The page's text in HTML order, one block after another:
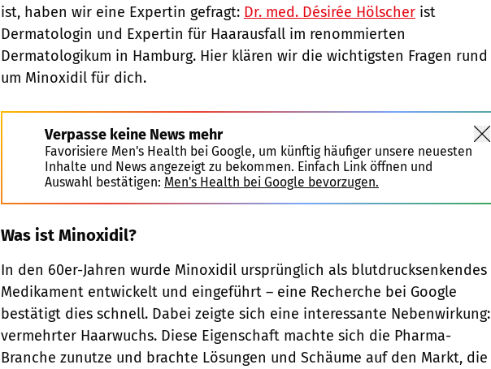
ist, haben wir eine Expertin gefragt: Dr. med. Désirée Hölscher ist
Dermatologin und Expertin für Haarausfall im renommierten
Dermatologikum in Hamburg. Hier klären wir die wichtigsten Fragen rund
um Minoxidil für dich.
Verpasse keine News mehr
Favorisiere Men's Health bei Google, um künftig häufiger unsere neuesten
Inhalte und News angezeigt zu bekommen. Einfach Link öffnen und
Auswahl bestätigen: Men's Health bei Google bevorzugen.
Was ist Minoxidil?
In den 60er-Jahren wurde Minoxidil ursprünglich als blutdrucksenkendes
Medikament entwickelt und eingeführt – eine Recherche bei Google
bestätigt dies schnell. Dabei zeigte sich eine interessante Nebenwirkung:
vermehrter Haarwuchs. Diese Eigenschaft machte sich die Pharma-
Branche zunutze und brachte Lösungen und Schäume auf den Markt, die